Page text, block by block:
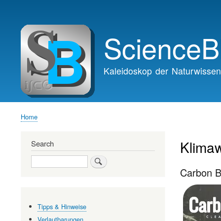
navigation
Kaleidoskop der
Home
Carbon
Search
Search
Tipps & Hinweise
Verlautbarungen